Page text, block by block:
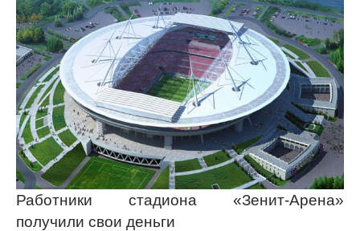
Работники стадиона «Зенит-Арена»
получили свои деньги